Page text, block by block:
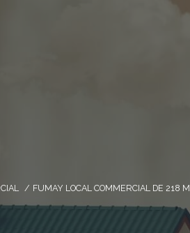
FUMAY LOCAL COMMERCIAL DE 218 M